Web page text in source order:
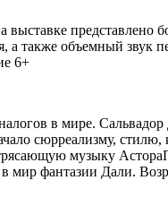
представлено
объемный звук
6+
в мире.
сюрреализму, стилю,
музыку
мир фантазии Дали.